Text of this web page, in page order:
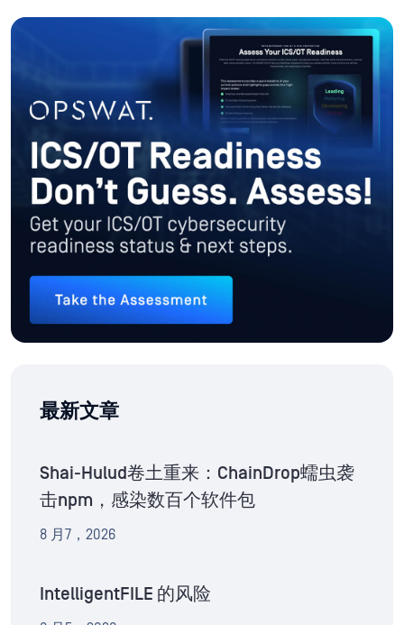
最新文章
Shai-Hulud卷土重来：ChainDrop蠕虫袭
击npm，感染数百个软件包
8 月7，2026
IntelligentFILE 的风险